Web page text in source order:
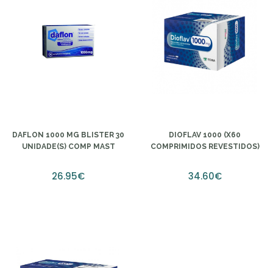
DAFLON 1000 MG BLISTER 30
UNIDADE(S) COMP MAST
26.95€
DIOFLAV 1000 (X60
COMPRIMIDOS REVESTIDOS)
34.60€